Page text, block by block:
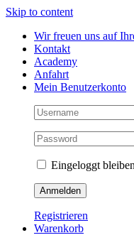
Skip to content
Wir freuen uns auf
Kontakt
Academy
Anfahrt
Mein Benutzerkonto
Eingeloggt bleiben
Registrieren
Warenkorb